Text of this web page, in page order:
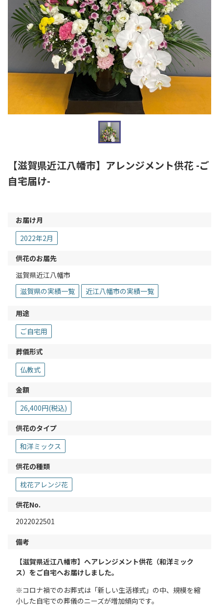
【滋賀県近江八幡市】アレンジメント供花 -ご
自宅届け-
お届け月
2022年2月
供花のお届先
滋賀県近江八幡市
滋賀県の実績一覧
近江八幡市の実績一覧
用途
ご自宅用
葬儀形式
仏教式
金額
26,400円(税込)
供花のタイプ
和洋ミックス
供花の種類
枕花アレンジ花
供花No.
2022022501
備考
【滋賀県近江八幡市】へアレンジメント供花（和洋ミック
ス）をご自宅へお届けしました。
※コロナ禍でのお葬式は「新しい生活様式」の中、規模を縮
小した自宅での葬儀のニーズが増加傾向です。